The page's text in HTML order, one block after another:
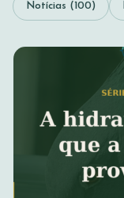
Notícias (100)